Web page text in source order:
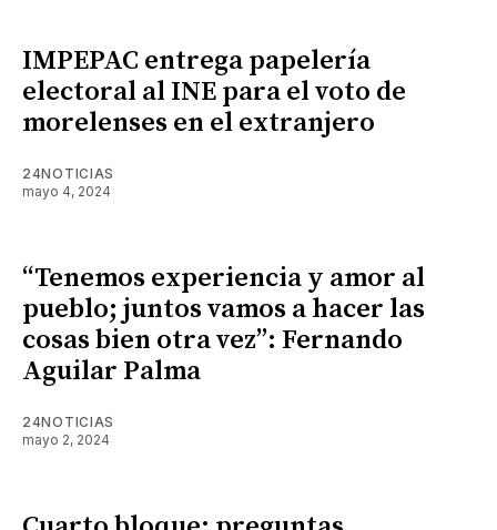
IMPEPAC entrega papelería
electoral al INE para el voto de
morelenses en el extranjero
24NOTICIAS
mayo 4, 2024
“Tenemos experiencia y amor al
pueblo; juntos vamos a hacer las
cosas bien otra vez”: Fernando
Aguilar Palma
24NOTICIAS
mayo 2, 2024